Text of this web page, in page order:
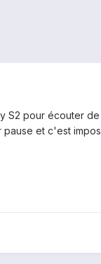
S2 pour écouter
et c'est